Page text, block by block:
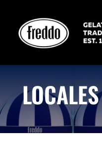
content
DÓNDE ESTAMOS
NOSOTROS
LOCALES